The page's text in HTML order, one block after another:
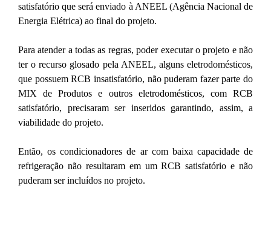
satisfatório que será enviado à ANEEL (Agência Nacional de
Energia Elétrica) ao final do projeto.
Para atender a todas as regras, poder executar o projeto e não
ter o recurso glosado pela ANEEL, alguns eletrodomésticos,
que possuem RCB insatisfatório, não puderam fazer parte do
MIX de Produtos e outros eletrodomésticos, com RCB
satisfatório, precisaram ser inseridos garantindo, assim, a
viabilidade do projeto.
Então, os condicionadores de ar com baixa capacidade de
refrigeração não resultaram em um RCB satisfatório e não
puderam ser incluídos no projeto.